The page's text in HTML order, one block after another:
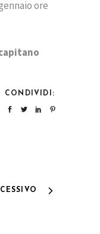
ore
CONDIVIDI: